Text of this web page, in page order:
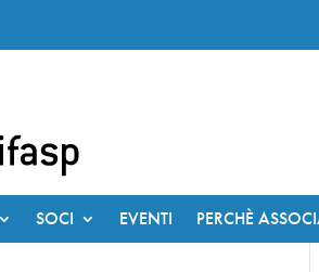
SOCI EVENTI PERCHÈ